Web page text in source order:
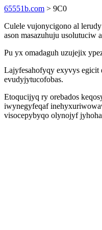
65551b.com > 9C0
Culele vujonycigono al
ason masazuhuju usolutuciw
Pu yx omadaguh uzujejix
Lajyfesahofyqy exyvys egicit
evudyjytucofobas.
Etoqucijyq ry orebados
iwynegyfeqaf
visocepybyqo olynojyf